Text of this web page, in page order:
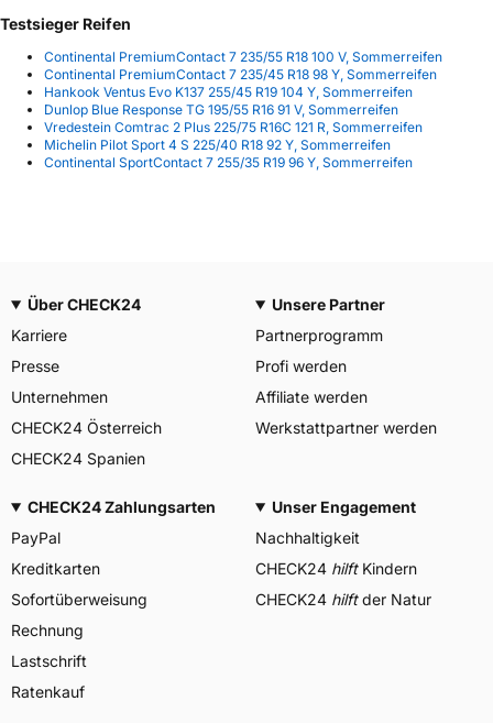
Testsieger Reifen
Continental PremiumContact 7 235/55 R18 100 V, Sommerreifen
Continental PremiumContact 7 235/45 R18 98 Y, Sommerreifen
Hankook Ventus Evo K137 255/45 R19 104 Y, Sommerreifen
Dunlop Blue Response TG 195/55 R16 91 V, Sommerreifen
Vredestein Comtrac 2 Plus 225/75 R16C 121 R, Sommerreifen
Michelin Pilot Sport 4 S 225/40 R18 92 Y, Sommerreifen
Continental SportContact 7 255/35 R19 96 Y, Sommerreifen
Über CHECK24
Karriere
Presse
Unternehmen
CHECK24 Österreich
CHECK24 Spanien
Unsere Partner
Partnerprogramm
Profi werden
Affiliate werden
Werkstattpartner werden
CHECK24 Zahlungsarten
PayPal
Kreditkarten
Sofortüberweisung
Rechnung
Lastschrift
Ratenkauf
Unser Engagement
Nachhaltigkeit
CHECK24 hilftKindern
CHECK24 hilftder Natur